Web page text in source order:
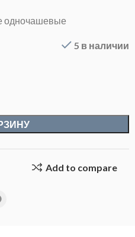
одночашевые
5 в наличии
Add to compare